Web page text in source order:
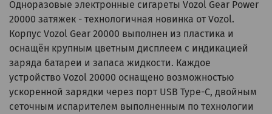
Одноразовые электронные сигареты Vozol Gear Power
20000 затяжек - технологичная новинка от Vozol.
Корпус Vozol Gear 20000 выполнен из пластика и
оснащён крупным цветным дисплеем с индикацией
заряда батареи и запаса жидкости. Каждое
устройство Vozol 20000 оснащено возможностью
ускоренной зарядки через порт USB Type-C, двойным
сеточным испарителем выполненным по технологии